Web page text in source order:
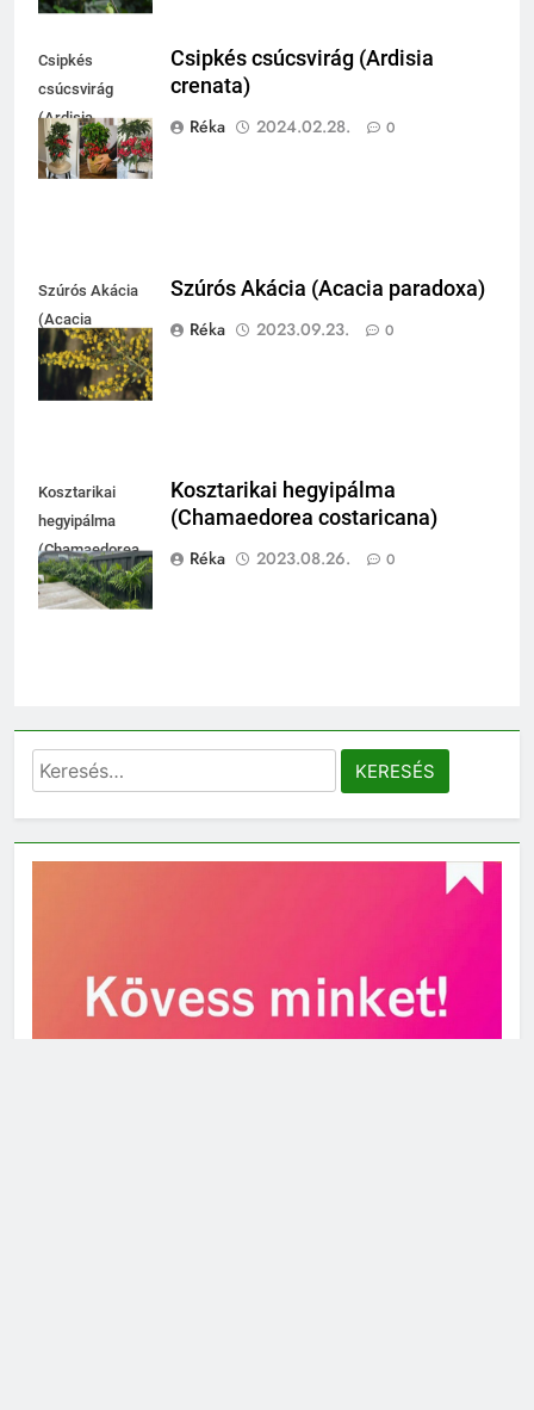
Csipkés
csúcsvirág
(Ardisia
crenata)
Csipkés csúcsvirág (Ardisia
crenata)
Réka
2024.02.28. 0
Szúrós Akácia
(Acacia
paradoxa)
Szúrós Akácia (Acacia paradoxa)
Réka
2023.09.23. 0
Kosztarikai
hegyipálma
(Chamaedorea
costaricana)
Kosztarikai hegyipálma
(Chamaedorea costaricana)
Réka
2023.08.26. 0
Keresés: